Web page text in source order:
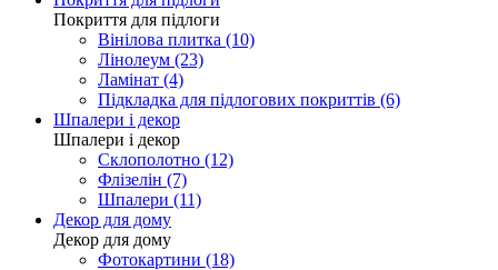
Покриття для підлоги
Вінілова плитка (10)
Лінолеум (23)
Ламінат (4)
Підкладка для підлогових покриттів (6)
Шпалери і декор
Шпалери і декор
Склополотно (12)
Флізелін (7)
Шпалери (11)
Декор для дому
Декор для дому
Фотокартини (18)